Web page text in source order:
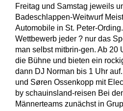
Freitag und Samstag jeweils
Badeschlappen-Weitwurf
Automobile in St. Peter-
Wettbewerb jeder ? nur das
man selbst mitbrin-gen. Ab 20
die Bühne und bieten ein
dann DJ Norman bis 1 Uhr
und Søren Ossenkopp mit
by schauinsland-reisen Bei
Männerteams zunächst in